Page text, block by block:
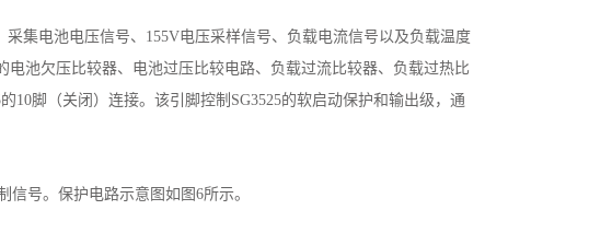
集电池电压信号、155V电压采样信号、负载电流信号以及负载温度
池欠压比较器、电池过压比较电路、负载过流比较器、负载过热比
10脚（关闭）连接。该引脚控制SG3525的软启动保护和输出级，通
号。保护电路示意图如图6所示。